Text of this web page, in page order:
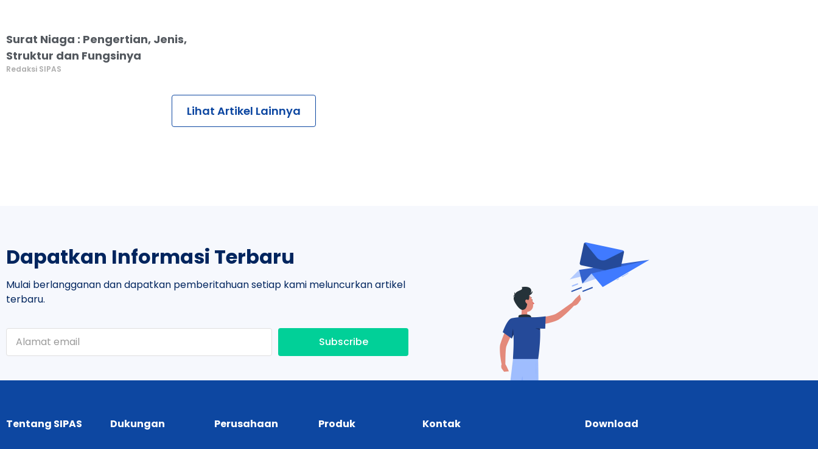
Surat Niaga : Pengertian, Jenis,
Struktur dan Fungsinya
Redaksi SIPAS
Lihat Artikel Lainnya
Dapatkan Informasi Terbaru
Mulai berlangganan dan dapatkan pemberitahuan setiap kami meluncurkan artikel
terbaru.
Subscribe
Tentang SIPAS Dukungan Perusahaan Produk Kontak Download